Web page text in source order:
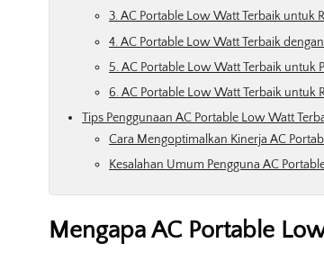
3. AC Portable Low Watt Terbaik untuk
4. AC Portable Low Watt Terbaik
5. AC Portable Low Watt Terbaik untuk
6. AC Portable Low Watt Terbaik untuk
Tips Penggunaan AC Portable Low Watt
Cara Mengoptimalkan Kinerja AC
Kesalahan Umum Pengguna AC
Mengapa AC Portable